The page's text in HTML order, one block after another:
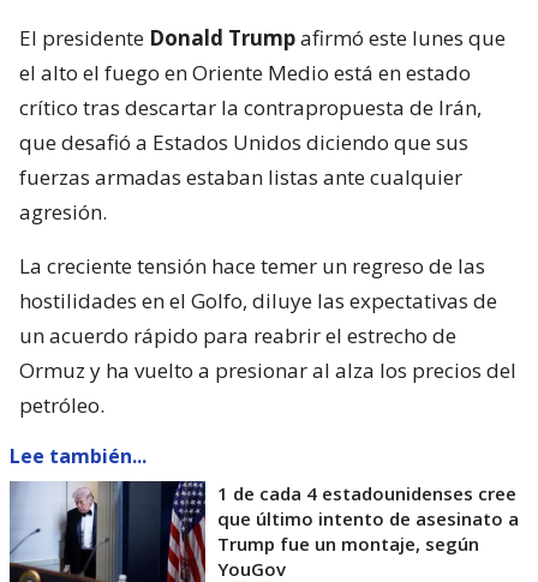
El presidente Donald Trumpafirmó este lunes que
el alto el fuego en Oriente Medio está en estado
crítico tras descartar la contrapropuesta de Irán,
que desafió a Estados Unidos diciendo que sus
fuerzas armadas estaban listas ante cualquier
agresión.
La creciente tensión hace temer un regreso de las
hostilidades en el Golfo, diluye las expectativas de
un acuerdo rápido para reabrir el estrecho de
Ormuz y ha vuelto a presionar al alza los precios del
petróleo.
Lee también...
1 de cada 4 estadounidenses cree
que último intento de asesinato a
Trump fue un montaje, según
YouGov